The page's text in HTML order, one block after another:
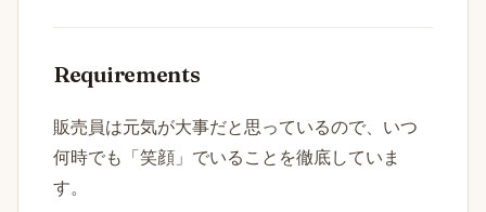
Requirements
販売員は元気が大事だと思っているので、いつ
何時でも「笑顔」でいることを徹底していま
す。